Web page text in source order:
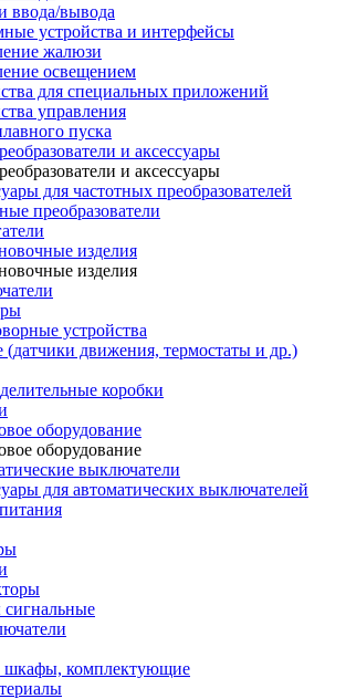
ввода/вывода
устройства и интерфейсы
жалюзи
освещением
для специальных приложений
управления
пуска
и аксессуары
и аксессуары
для частотных преобразователей
преобразователи
изделия
изделия
устройства
(датчики движения, термостаты и др.)
коробки
оборудование
оборудование
выключатели
для автоматических выключателей
комплектующие